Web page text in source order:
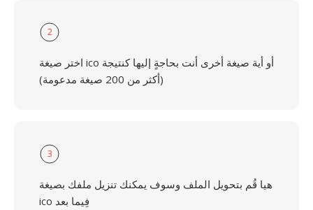
2
اختر صيغة ico أو أية صيغة أخرى أنت بحاجةٍ إليها كنتيجة
(أكثر من 200 صيغة مدعومة)
3
هيا قُم بتحويل الملف وسوف يمكنك تنزيل ملفك بصيغة
ico فِيما بعد